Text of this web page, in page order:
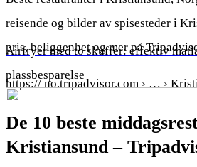
Airfryer med to skuffer: effektiv
plassbesparelse
reisende og bilder av spisesteder i
pris, beliggenhet og mer på
https:// no.tripadvisor.com › … ›
De 10 beste
Kristiansund –